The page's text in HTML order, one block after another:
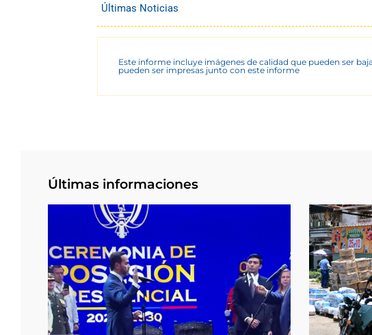
Últimas Noticias
Este informe incluye imágenes de calidad que pueden ser
pueden ser impresas junto con este informe
Últimas informaciones